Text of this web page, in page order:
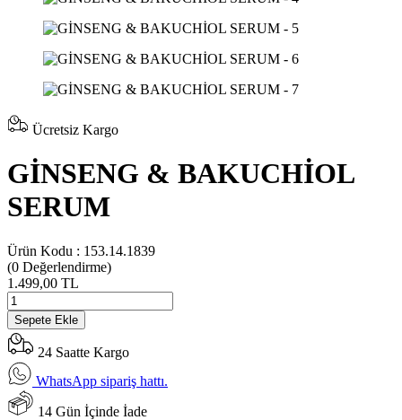
Ücretsiz Kargo
GİNSENG & BAKUCHİOL
SERUM
Ürün Kodu : 153.14.1839
(0 Değerlendirme)
1.499,00 TL
Sepete Ekle
24 Saatte Kargo
WhatsApp sipariş hattı.
14 Gün İçinde İade